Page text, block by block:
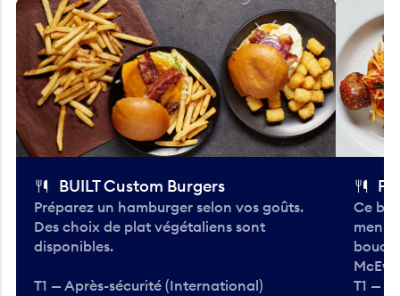
BUILT Custom Burgers
Préparez un hamburger selon vos goûts.
Des choix de plat végétaliens sont
disponibles.
T1 — Après-sécurité (International)
Ce
menu
T1 —